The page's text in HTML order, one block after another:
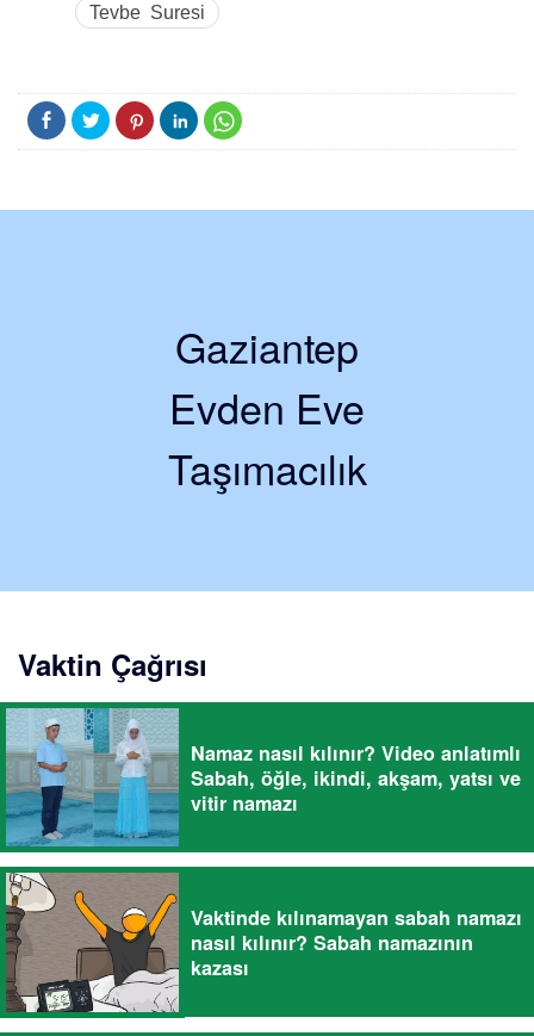
Tevbe Suresi
Gaziantep
Evden Eve
Taşımacılık
Vaktin Çağrısı
Namaz nasıl kılınır? Video anlatımlı
Sabah, öğle, ikindi, akşam, yatsı ve
vitir namazı
Vaktinde kılınamayan sabah namazı
nasıl kılınır? Sabah namazının
kazası